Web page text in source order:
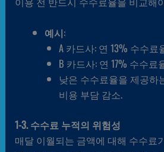
예시:
A 카드사: 연 13% 수수료
B 카드사: 연 17% 수수료
낮은 수수료율을 제공하
비용 부담 감소.
1-3. 수수료 누적의 위험성
매달 이월되는 금액에 대해 수수료